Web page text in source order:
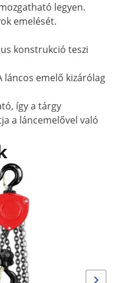
legyen.
emelését.
konstrukció teszi
láncos emelő kizárólag
így a tárgy
a láncemelővel való